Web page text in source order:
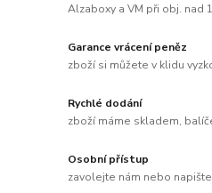
Alzaboxy a VM při obj. nad
Garance vrácení peněz
zboží si můžete v klidu
Rychlé dodání
zboží máme skladem,
Osobní přístup
zavolejte nám nebo